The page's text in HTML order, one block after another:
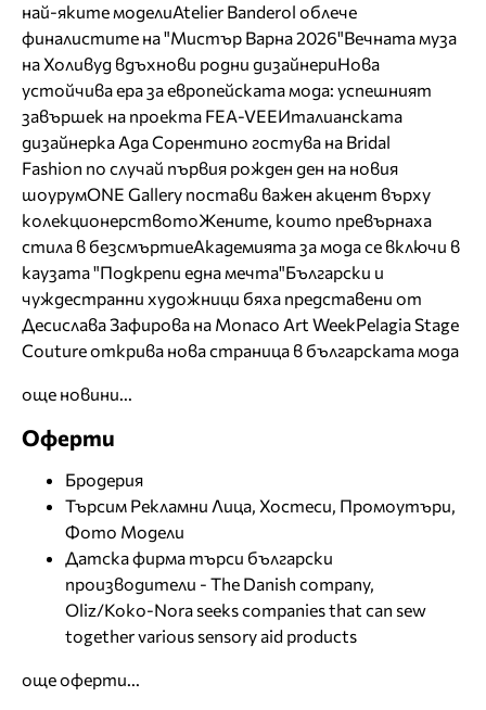
най-яките моделиAtelier Banderol облече
финалистите на "Мистър Варна 2026"Вечната муза
на Холивуд вдъхнови родни дизайнериНова
устойчива ера за европейската мода: успешният
завършек на проекта FEA-VEEИталианската
дизайнерка Ада Сорентино гостува на Bridal
Fashion по случай първия рожден ден на новия
шоурумONE Gallery постави важен акцент върху
колекционерствотоЖените, които превърнаха
стила в безсмъртиеАкадемията за мода се включи в
каузата "Подкрепи една мечта"Български и
чуждестранни художници бяха представени от
Десислава Зафирова на Monaco Art WeekPelagia Stage
Couture открива нова страница в българската мода
още новини...
Оферти
Бродерия
Търсим Рекламни Лица, Хостеси, Промоутъри,
Фото Модели
Датска фирма търси български
производители - The Danish company,
Oliz/Koko-Nora seeks companies that can sew
together various sensory aid products
още оферти...